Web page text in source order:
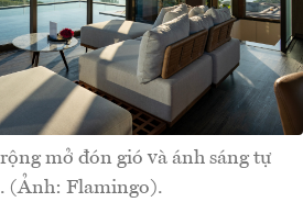
mở đón gió và ánh sáng tự
(Ảnh: Flamingo).